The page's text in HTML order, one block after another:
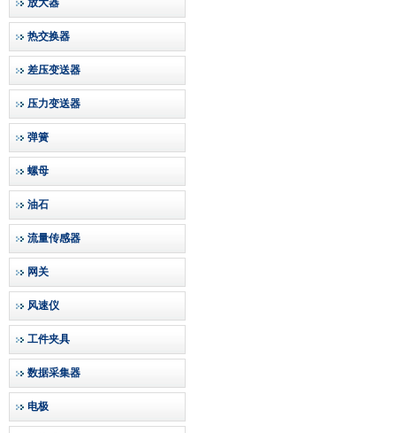
放大器
热交换器
差压变送器
压力变送器
弹簧
螺母
油石
流量传感器
网关
风速仪
工件夹具
数据采集器
电极